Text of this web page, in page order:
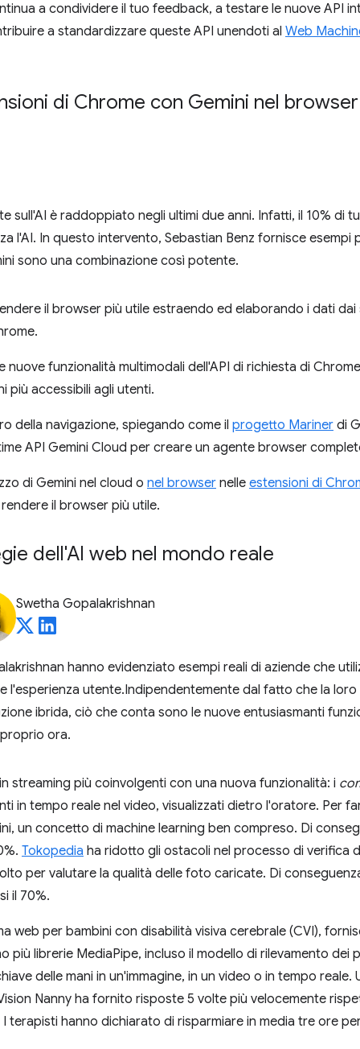
a condividere il tuo feedback, a testare le nuove API
a standardizzare queste API unendoti al Web
di Chrome con Gemini nel browser
sull'AI è raddoppiato negli ultimi due anni. Infatti, il 10% di
l'AI. In questo intervento, Sebastian Benz fornisce esempi
sono una combinazione così potente.
il browser più utile estraendo ed elaborando i dati
funzionalità multimodali dell'API di richiesta di
più accessibili agli utenti.
della navigazione, spiegando come il progetto Mariner di
API Gemini Cloud per creare un agente browser
di Gemini nel cloud o nel browser nelle estensioni di
il browser più utile.
dell'AI web nel mondo reale
Swetha Gopalakrishnan
hanno evidenziato esempi reali di aziende che
l'esperienza utente.Indipendentemente dal fatto che la loro
ibrida, ciò che conta sono le nuove entusiasmanti
ora.
streaming più coinvolgenti con una nuova funzionalità: i
in tempo reale nel video, visualizzati dietro l'oratore. Per
un concetto di machine learning ben compreso. Di
Tokopedia ha ridotto gli ostacoli nel processo di verifica
per valutare la qualità delle foto caricate. Di
il 70%.
web per bambini con disabilità visiva cerebrale (CVI),
più librerie MediaPipe, incluso il modello di rilevamento dei
delle mani in un'immagine, in un video o in tempo
Nanny ha fornito risposte 5 volte più velocemente
I terapisti hanno dichiarato di risparmiare in media tre ore